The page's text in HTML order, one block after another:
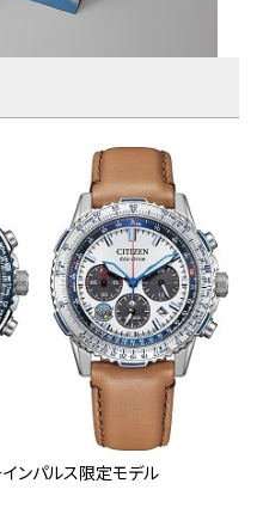
ンパルス限定モデル